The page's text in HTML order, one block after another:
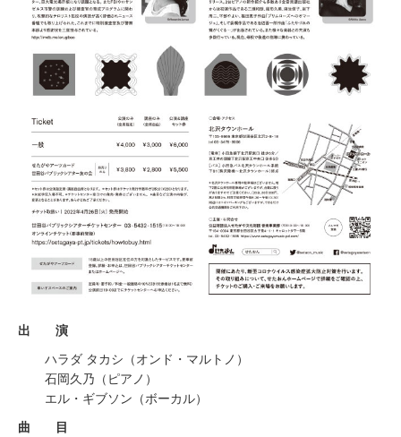
出 演
ハラダ タカシ（オンド・マルトノ）
石岡久乃（ピアノ）
エル・ギブソン（ボーカル）
曲 目